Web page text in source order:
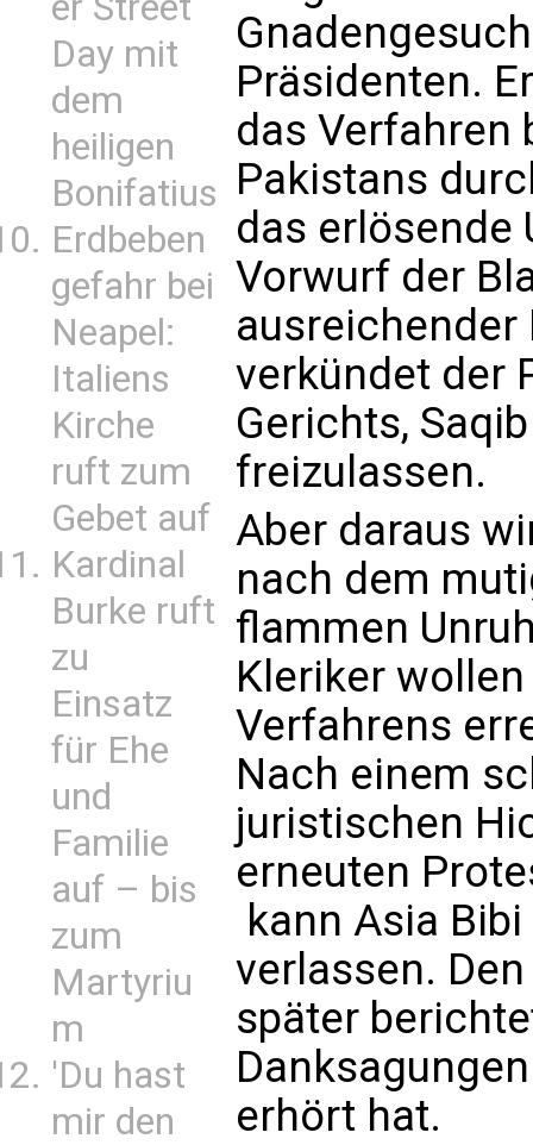
Day mit
dem
heiligen
Bonifatius
Erdbeben
gefahr bei
Neapel:
Italiens
Kirche
ruft zum
Gebet auf
Kardinal
Burke ruft
zu
Einsatz
für Ehe
und
Familie
auf – bis
zum
Martyriu
m
'Du hast
mir den
Präsidenten.
das Verfahren
Pakistans
das erlösende
Vorwurf der
ausreichender
verkündet der
Gerichts,
freizulassen.
Aber daraus
nach dem
flammen
Kleriker
Verfahrens
Nach einem
juristischen
erneuten
 kann Asia
verlassen.
später
erhört hat.